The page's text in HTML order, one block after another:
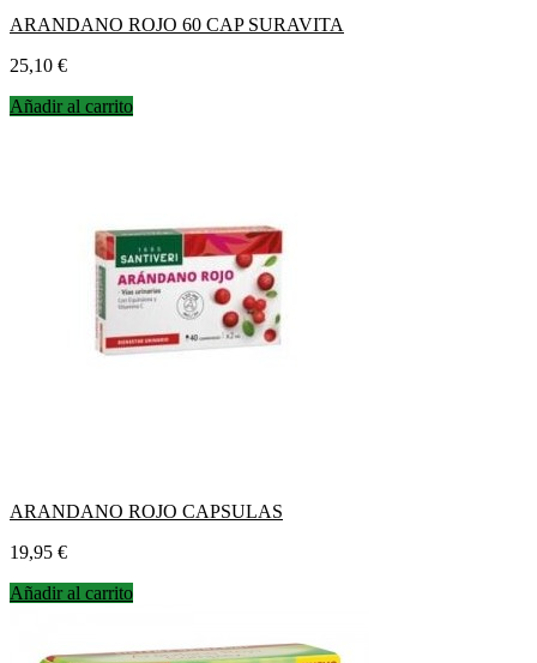
ARANDANO ROJO 60 CAP SURAVITA
Precio
25,10 €
Añadir al carrito
ARANDANO ROJO CAPSULAS
Precio
19,95 €
Añadir al carrito